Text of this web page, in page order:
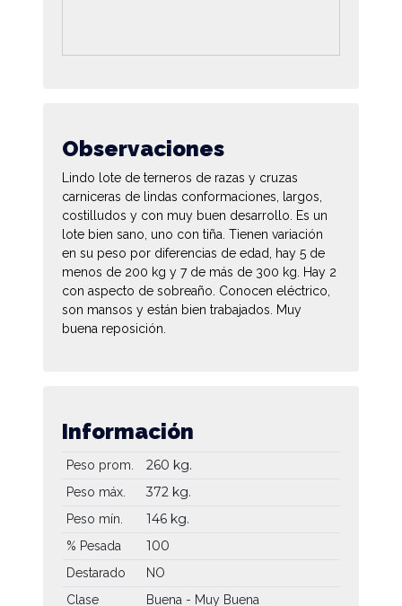
Observaciones
Lindo lote de terneros de razas y cruzas
carniceras de lindas conformaciones, largos,
costilludos y con muy buen desarrollo. Es un
lote bien sano, uno con tiña. Tienen variación
en su peso por diferencias de edad, hay 5 de
menos de 200 kg y 7 de más de 300 kg. Hay 2
con aspecto de sobreaño. Conocen eléctrico,
son mansos y están bien trabajados. Muy
buena reposición.
Información
Peso prom. 260 kg.
Peso máx. 372 kg.
Peso mín. 146 kg.
% Pesada 100
Destarado
NO
Clase
Buena - Muy Buena